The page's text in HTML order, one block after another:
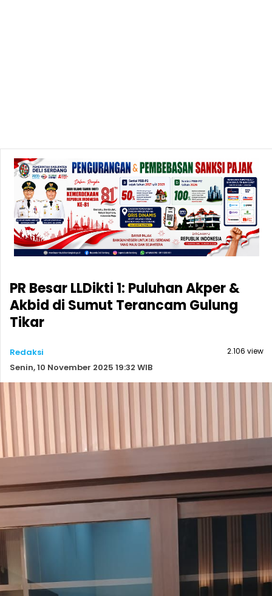
PR Besar LLDikti 1: Puluhan Akper &
Akbid di Sumut Terancam Gulung
Tikar
Redaksi
Senin, 10 November 2025 19:32 WIB
2.106 view